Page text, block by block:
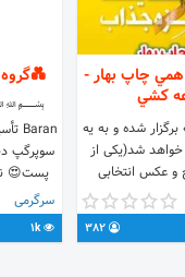
همي چاپ بهار -
كشي
شده و به یه
خواهد شد(یکی از
و عکس انتخابی
کشی ماهیانه پایان
شد. شرایط و نحوه
خواهد شد.
💑گروه
سوپرگپ
سرگرمی
1k